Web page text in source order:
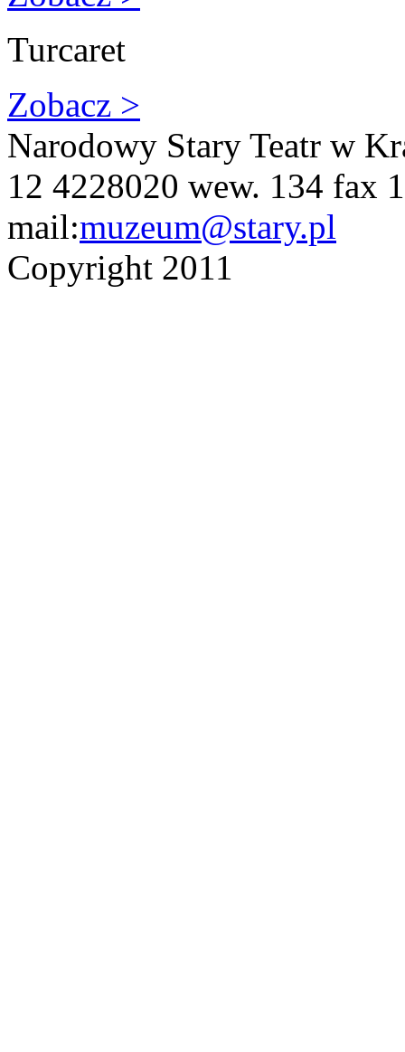
Turcaret
Zobacz >
Narodowy Stary Teatr w
12 4228020 wew. 134 fax
mail:muzeum@stary.pl
Copyright 2011